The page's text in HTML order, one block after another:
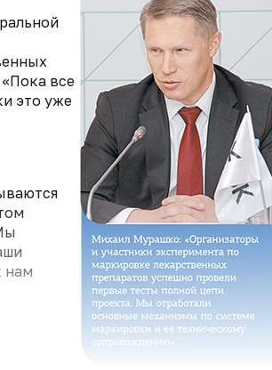
все
это уже
нам